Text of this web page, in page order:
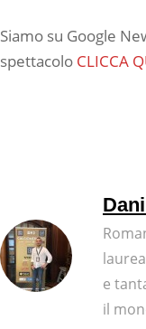
Siamo su Google
spettacolo CLICCA
e
il